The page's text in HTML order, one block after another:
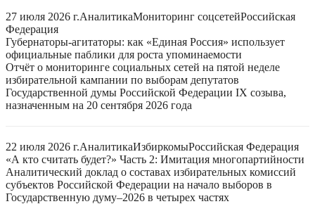
27 июля 2026 г.АналитикаМониторинг соцсетейРоссийская
Федерация
Губернаторы-агитаторы: как «Единая Россия» использует
официальные паблики для роста упоминаемости
Отчёт о мониторинге социальных сетей на пятой неделе
избирательной кампании по выборам депутатов
Государственной думы Российской Федерации IX созыва,
назначенным на 20 сентября 2026 года
22 июля 2026 г.АналитикаИзбиркомыРоссийская Федерация
«А кто считать будет?» Часть 2: Имитация многопартийности
Аналитический доклад о составах избирательных комиссий
субъектов Российской Федерации на начало выборов в
Государственную думу–2026 в четырех частях